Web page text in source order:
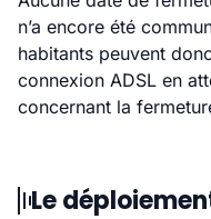
n’a encore été
habitants peuvent
connexion ADSL en
concernant la
Le